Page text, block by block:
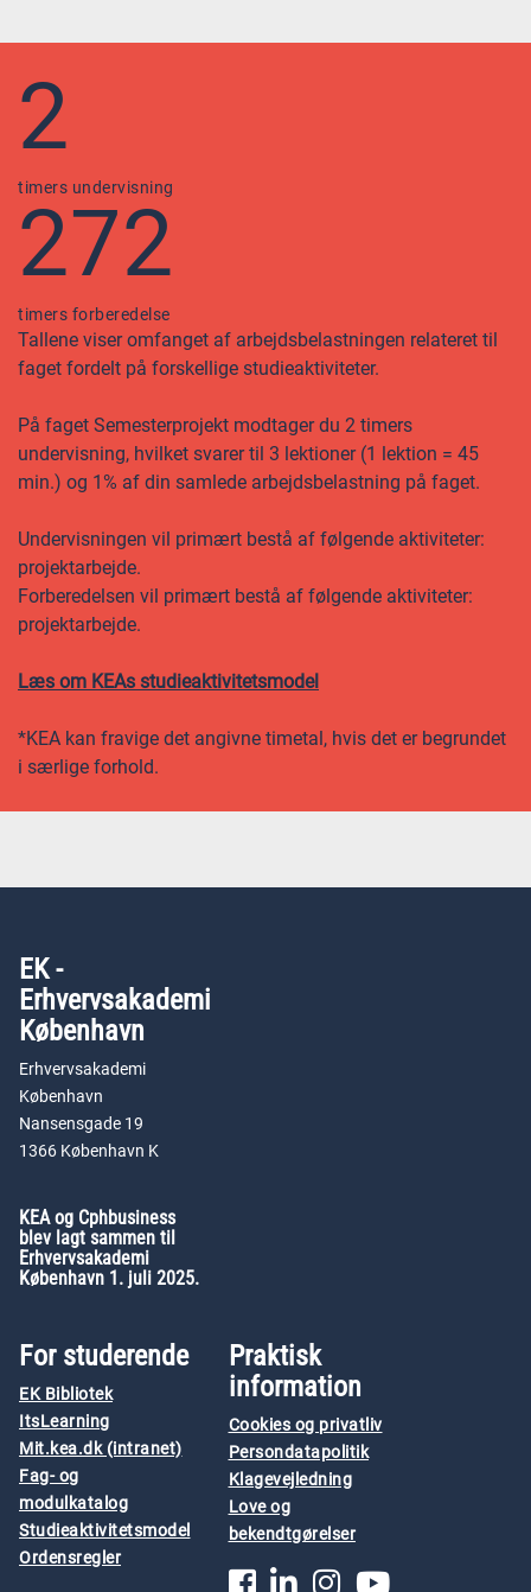
2
timers undervisning
272
timers forberedelse
Tallene viser omfanget af arbejdsbelastningen relateret til
faget fordelt på forskellige studieaktiviteter.
På faget Semesterprojekt modtager du 2 timers
undervisning, hvilket svarer til 3 lektioner (1 lektion = 45
min.) og 1% af din samlede arbejdsbelastning på faget.
Undervisningen vil primært bestå af følgende aktiviteter:
projektarbejde.
Forberedelsen vil primært bestå af følgende aktiviteter:
projektarbejde.
Læs om KEAs studieaktivitetsmodel
*KEA kan fravige det angivne timetal, hvis det er begrundet
i særlige forhold.
EK -
Erhvervsakademi
København
Erhvervsakademi
København
Nansensgade 19
1366 København K
KEA og Cphbusiness
blev lagt sammen til
Erhvervsakademi
København 1. juli 2025.
For studerende
EK Bibliotek
ItsLearning
Mit.kea.dk (intranet)
Fag- og
modulkatalog
Studieaktivitetsmodel
Ordensregler
Praktisk
information
Cookies og privatliv
Persondatapolitik
Klagevejledning
Love og
bekendtgørelser